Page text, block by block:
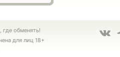
обменять!
для лиц 18+